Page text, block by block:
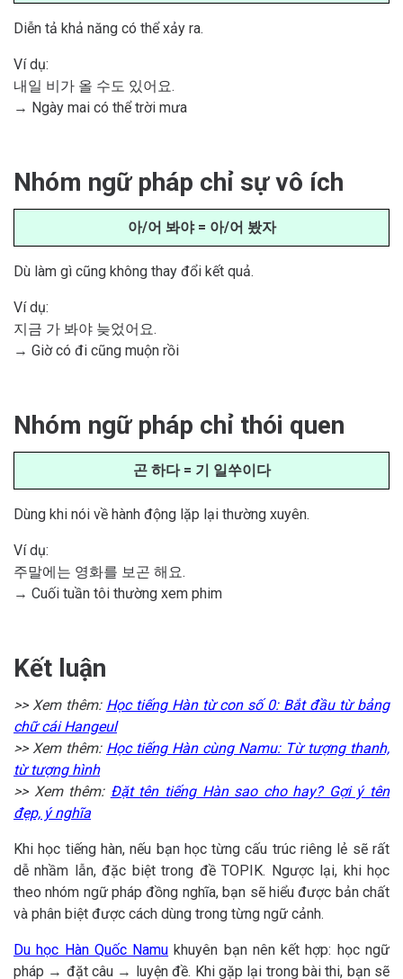
Diễn tả khả năng có thể xảy ra.
Ví dụ:
내일 비가 올 수도 있어요.
→ Ngày mai có thể trời mưa
Nhóm ngữ pháp chỉ sự vô ích
아/어 봐야 = 아/어 봤자
Dù làm gì cũng không thay đổi kết quả.
Ví dụ:
지금 가 봐야 늦었어요.
→ Giờ có đi cũng muộn rồi
Nhóm ngữ pháp chỉ thói quen
곤 하다 = 기 일쑤이다
Dùng khi nói về hành động lặp lại thường xuyên.
Ví dụ:
주말에는 영화를 보곤 해요.
→ Cuối tuần tôi thường xem phim
Kết luận
>> Xem thêm: Học tiếng Hàn từ con số 0: Bắt đầu từ bảng
chữ cái Hangeul
>> Xem thêm: Học tiếng Hàn cùng Namu: Từ tượng thanh,
từ tượng hình
>> Xem thêm: Đặt tên tiếng Hàn sao cho hay? Gợi ý tên
đẹp, ý nghĩa
Khi học tiếng hàn, nếu bạn học từng cấu trúc riêng lẻ sẽ rất
dễ nhầm lẫn, đặc biệt trong đề TOPIK. Ngược lại, khi học
theo nhóm ngữ pháp đồng nghĩa, bạn sẽ hiểu được bản chất
và phân biệt được cách dùng trong từng ngữ cảnh.
Du học Hàn Quốc Namu khuyên bạn nên kết hợp: học ngữ
pháp → đặt câu → luyện đề. Khi gặp lại trong bài thi, bạn sẽ